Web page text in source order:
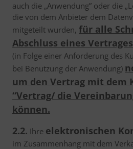
auch die „Anwendung” oder die
die von dem Anbieter dem
mitgeteilt wurden, für alle
Abschluss eines
(in Folge einer Anforderung des
bei Benutzung der Anwendung)
um den Vertrag mit dem
“Vertrag/ die
können.
2.2. Ihre elektronischen
im Zusammenhang mit dem